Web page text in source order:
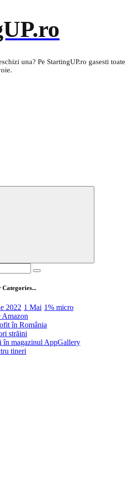
una? Pe StartingUP.ro gasesti toate
2022 1 Mai 1% micro
Amazon
în România
străini
în magazinul AppGallery
tineri